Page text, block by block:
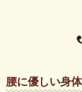
腰に優しい身